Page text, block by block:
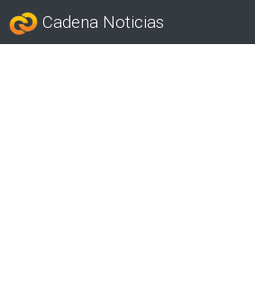
Cadena Noticias